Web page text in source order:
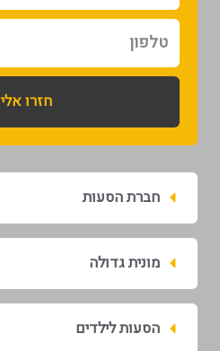
טלפון
חזרו אלי
חברת הסעות
מונית גדולה
הסעות לילדים